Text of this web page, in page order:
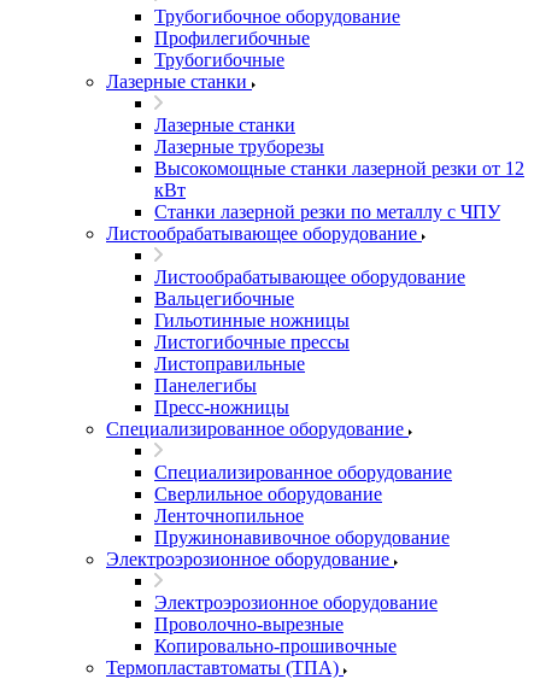
Трубогибочное оборудование
Профилегибочные
Трубогибочные
Лазерные станки
Лазерные станки
Лазерные труборезы
Высокомощные станки лазерной резки от 12
кВт
Станки лазерной резки по металлу с ЧПУ
Листообрабатывающее оборудование
Листообрабатывающее оборудование
Вальцегибочные
Гильотинные ножницы
Листогибочные прессы
Листоправильные
Панелегибы
Пресс-ножницы
Специализированное оборудование
Специализированное оборудование
Сверлильное оборудование
Ленточнопильное
Пружинонавивочное оборудование
Электроэрозионное оборудование
Электроэрозионное оборудование
Проволочно-вырезные
Копировально-прошивочные
Термопластавтоматы (ТПА)